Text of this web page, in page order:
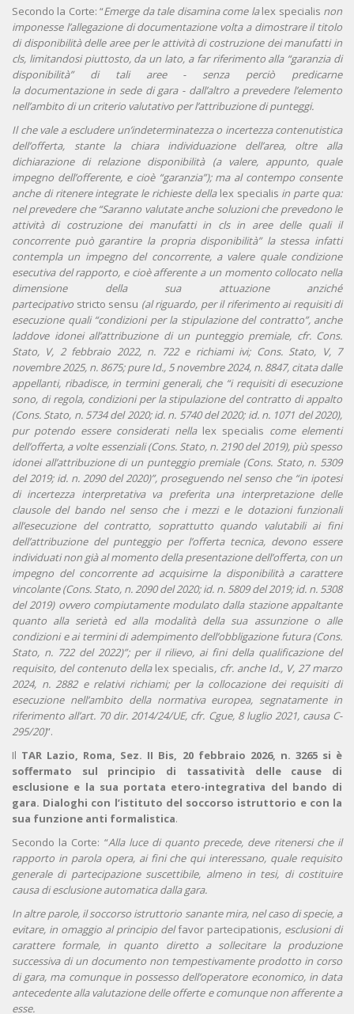
Secondo la Corte: “Emerge da tale disamina come lalex specialis non
imponesse l’allegazione di documentazione volta a dimostrare il titolo
di disponibilità delle aree per le attività di costruzione dei manufatti in
cls, limitandosi piuttosto, da un lato, a far riferimento alla “garanzia di
disponibilità” di tali aree - senza perciò predicarne
la documentazione in sede di gara - dall’altro a prevedere l’elemento
nell’ambito di un criterio valutativo per l’attribuzione di punteggi.
Il che vale a escludere un’indeterminatezza o incertezza contenutistica
dell’offerta, stante la chiara individuazione dell’area, oltre alla
dichiarazione di relazione disponibilità (a valere, appunto, quale
impegno dell’offerente, e cioè “garanzia”); ma al contempo consente
anche di ritenere integrate le richieste della lex specialis in parte qua:
nel prevedere che “Saranno valutate anche soluzioni che prevedono le
attività di costruzione dei manufatti in cls in aree delle quali il
concorrente può garantire la propria disponibilità” la stessa infatti
contempla un impegno del concorrente, a valere quale condizione
esecutiva del rapporto, e cioè afferente a un momento collocato nella
dimensione della sua attuazione anziché
partecipativo stricto sensu (al riguardo, per il riferimento ai requisiti di
esecuzione quali “condizioni per la stipulazione del contratto”, anche
laddove idonei all’attribuzione di un punteggio premiale, cfr. Cons.
Stato, V, 2 febbraio 2022, n. 722 e richiami ivi; Cons. Stato, V, 7
novembre 2025, n. 8675; pure Id., 5 novembre 2024, n. 8847, citata dalle
appellanti, ribadisce, in termini generali, che “i requisiti di esecuzione
sono, di regola, condizioni per la stipulazione del contratto di appalto
(Cons. Stato, n. 5734 del 2020; id. n. 5740 del 2020; id. n. 1071 del 2020),
pur potendo essere considerati nella lex specialis come elementi
dell’offerta, a volte essenziali (Cons. Stato, n. 2190 del 2019), più spesso
idonei all’attribuzione di un punteggio premiale (Cons. Stato, n. 5309
del 2019; id. n. 2090 del 2020)”, proseguendo nel senso che “in ipotesi
di incertezza interpretativa va preferita una interpretazione delle
clausole del bando nel senso che i mezzi e le dotazioni funzionali
all’esecuzione del contratto, soprattutto quando valutabili ai fini
dell’attribuzione del punteggio per l’offerta tecnica, devono essere
individuati non già al momento della presentazione dell’offerta, con un
impegno del concorrente ad acquisirne la disponibilità a carattere
vincolante (Cons. Stato, n. 2090 del 2020; id. n. 5809 del 2019; id. n. 5308
del 2019) ovvero compiutamente modulato dalla stazione appaltante
quanto alla serietà ed alla modalità della sua assunzione o alle
condizioni e ai termini di adempimento dell’obbligazione futura (Cons.
Stato, n. 722 del 2022)”; per il rilievo, ai fini della qualificazione del
requisito, del contenuto della lex specialis, cfr. anche Id., V, 27 marzo
2024, n. 2882 e relativi richiami; per la collocazione dei requisiti di
esecuzione nell’ambito della normativa europea, segnatamente in
riferimento all’art. 70 dir. 2014/24/UE, cfr. Cgue, 8 luglio 2021, causa C-
295/20)”.
Il TAR Lazio, Roma, Sez. II Bis, 20 febbraio 2026, n. 3265 si è
soffermato sul principio di tassatività delle cause di
esclusione e la sua portata etero-integrativa del bando di
gara. Dialoghi con l’istituto del soccorso istruttorio e con la
sua funzione anti formalistica.
Secondo la Corte: “Alla luce di quanto precede, deve ritenersi che il
rapporto in parola opera, ai fini che qui interessano, quale requisito
generale di partecipazione suscettibile, almeno in tesi, di costituire
causa di esclusione automatica dalla gara.
In altre parole, il soccorso istruttorio sanante mira, nel caso di specie, a
evitare, in omaggio al principio delfavor partecipationis, esclusioni di
carattere formale, in quanto diretto a sollecitare la produzione
successiva di un documento non tempestivamente prodotto in corso
di gara, ma comunque in possesso dell’operatore economico, in data
antecedente alla valutazione delle offerte e comunque non afferente a
esse.